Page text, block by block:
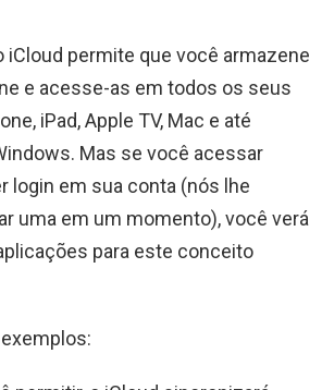
iCloud permite que você armazene
e acesse-as em todos os seus
iPad, Apple TV, Mac e até
Mas se você acessar
login em sua conta (nós lhe
uma em um momento), você verá
para este conceito